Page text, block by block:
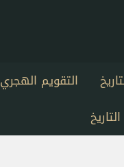
التقويم الهجري